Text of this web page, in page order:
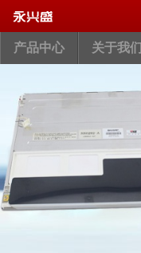
产品中心 关于我们